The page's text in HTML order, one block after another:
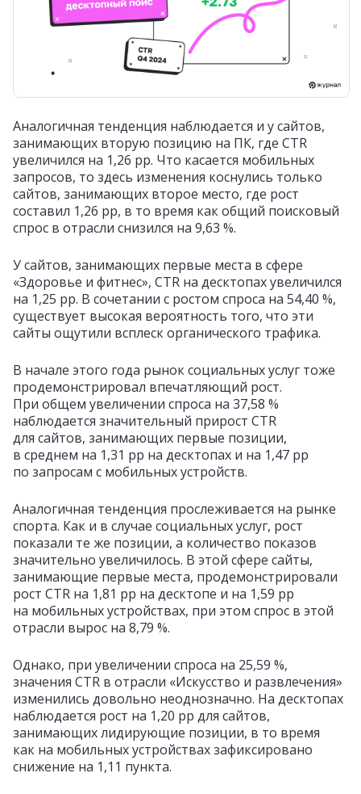
Аналогичная тенденция наблюдается и у сайтов,
занимающих вторую позицию на ПК, где CTR
увеличился на 1,26 pp. Что касается мобильных
запросов, то здесь изменения коснулись только
сайтов, занимающих второе место, где рост
составил 1,26 pp, в то время как общий поисковый
спрос в отрасли снизился на 9,63 %.
У сайтов, занимающих первые места в сфере
«Здоровье и фитнес», CTR на десктопах увеличился
на 1,25 pp. В сочетании с ростом спроса на 54,40 %,
существует высокая вероятность того, что эти
сайты ощутили всплеск органического трафика.
В начале этого года рынок социальных услуг тоже
продемонстрировал впечатляющий рост.
При общем увеличении спроса на 37,58 %
наблюдается значительный прирост CTR
для сайтов, занимающих первые позиции,
в среднем на 1,31 pp на десктопах и на 1,47 pp
по запросам с мобильных устройств.
Аналогичная тенденция прослеживается на рынке
спорта. Как и в случае социальных услуг, рост
показали те же позиции, а количество показов
значительно увеличилось. В этой сфере сайты,
занимающие первые места, продемонстрировали
рост CTR на 1,81 pp на десктопе и на 1,59 pp
на мобильных устройствах, при этом спрос в этой
отрасли вырос на 8,79 %.
Однако, при увеличении спроса на 25,59 %,
значения CTR в отрасли «Искусство и развлечения»
изменились довольно неоднозначно. На десктопах
наблюдается рост на 1,20 pp для сайтов,
занимающих лидирующие позиции, в то время
как на мобильных устройствах зафиксировано
снижение на 1,11 пункта.